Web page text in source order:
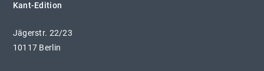
Kant-Edition
Jägerstr. 22/23
10117 Berlin